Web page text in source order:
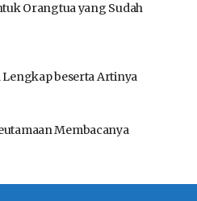
Orangtua yang Sudah
beserta Artinya
Membacanya